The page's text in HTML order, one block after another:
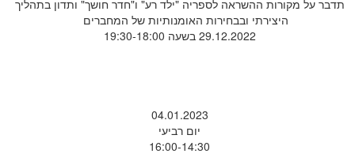
תדבר על מקורות ההשראה לספריה "ילד רע" ו"חדר חושך" ותדון בתהליך
היצירתי ובבחירות האומנותיות של המחברים
29.12.2022 בשעה 19:30-18:00
04.01.2023
יום רביעי
16:00-14:30